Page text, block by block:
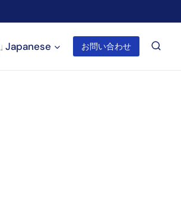
Japanese お問い合わせ